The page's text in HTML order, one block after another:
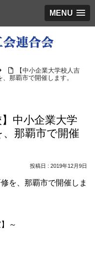
MENU
【中小企業大学校人吉
那覇市で開催します。
】中小企業大学
那覇市で開催
2019年12月9日
を、那覇市で開催しま
】～